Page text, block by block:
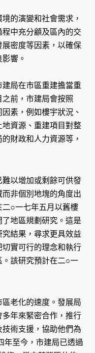
的演變和社會需求，
中充分顧及區內的交
密度等因素，以確保
響。
建局在市區重建擔當重
前，市建局會按照
素，例如樓宇狀況、
資源、重建項目對整
財政和人力資源等，
以增加或剩餘可供發
非個別地塊的角度出
○一七年五月以舊樓
地區規劃研究。這是
結果，尋求更具效益
實可行的理念和執行
該研究預計在二○一
老化的速度。發展局
年來緊密合作，推行
術支援，協助他們為
年至今，市建局已透過